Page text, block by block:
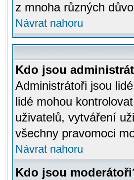
z mnoha různých
Návrat nahoru
Kdo jsou
Administrátoři jsou
lidé mohou
uživatelů, vytváření
všechny pravomoci
Návrat nahoru
Kdo jsou